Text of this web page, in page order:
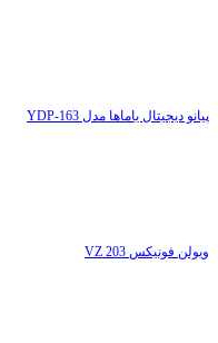
پیانو دیجیتال یاماها مدل YDP-163
ویولن فونیکس VZ 203